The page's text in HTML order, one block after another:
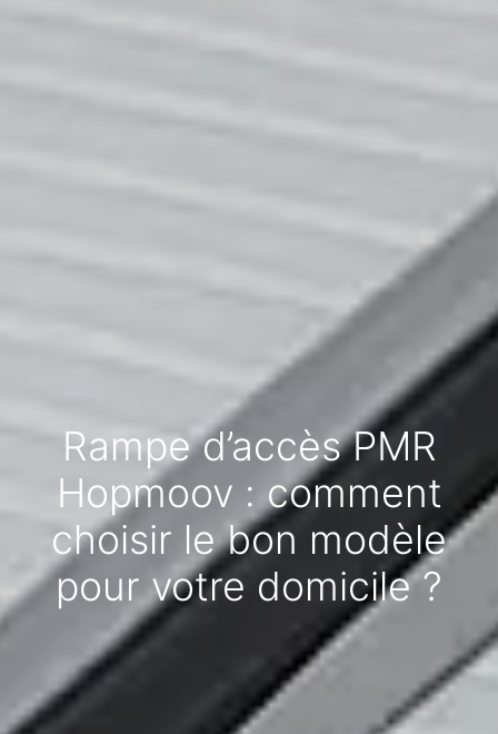
Rampe d’accès PMR
Hopmoov : comment
choisir le bon modèle
pour votre domicile ?